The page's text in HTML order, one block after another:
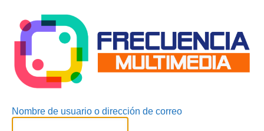
Nombre de usuario o dirección de correo